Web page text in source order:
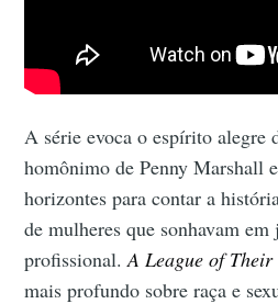
A série evoca o espírito alegre
homônimo de Penny Marshall
horizontes para contar a
de mulheres que sonhavam
profissional.A League of
mais profundo sobre raça e